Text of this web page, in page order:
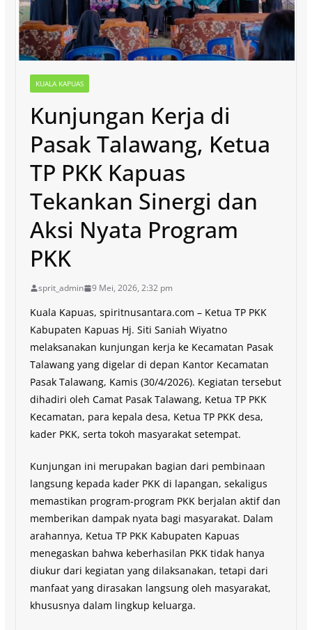
KUALA KAPUAS
Kunjungan Kerja di
Pasak Talawang, Ketua
TP PKK Kapuas
Tekankan Sinergi dan
Aksi Nyata Program
PKK
sprit_admin 9 Mei, 2026, 2:32 pm
Kuala Kapuas, spiritnusantara.com – Ketua TP PKK
Kabupaten Kapuas Hj. Siti Saniah Wiyatno
melaksanakan kunjungan kerja ke Kecamatan Pasak
Talawang yang digelar di depan Kantor Kecamatan
Pasak Talawang, Kamis (30/4/2026). Kegiatan tersebut
dihadiri oleh Camat Pasak Talawang, Ketua TP PKK
Kecamatan, para kepala desa, Ketua TP PKK desa,
kader PKK, serta tokoh masyarakat setempat.
Kunjungan ini merupakan bagian dari pembinaan
langsung kepada kader PKK di lapangan, sekaligus
memastikan program-program PKK berjalan aktif dan
memberikan dampak nyata bagi masyarakat. Dalam
arahannya, Ketua TP PKK Kabupaten Kapuas
menegaskan bahwa keberhasilan PKK tidak hanya
diukur dari kegiatan yang dilaksanakan, tetapi dari
manfaat yang dirasakan langsung oleh masyarakat,
khususnya dalam lingkup keluarga.